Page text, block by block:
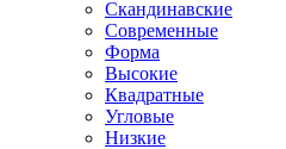
Скандинавские
Современные
Форма
Высокие
Квадратные
Угловые
Низкие